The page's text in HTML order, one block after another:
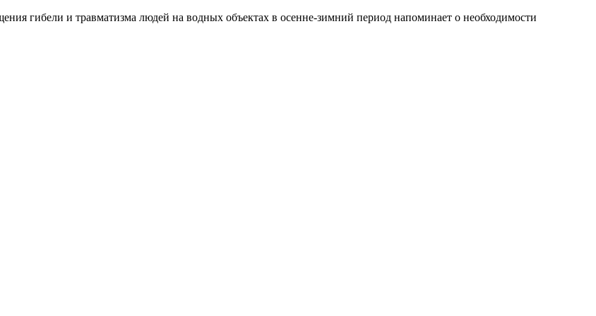
гибели и травматизма людей на водных объектах в осенне-зимний период напоминает о необходимости